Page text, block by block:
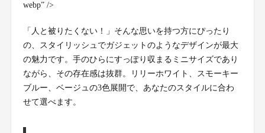
webp” />
「人と被りたくない！」そんな思いを持つ方にぴったり
の、スタイリッシュでガジェットのようなデザインが最大
の魅力です。手のひらにすっぽり収まるミニサイズであり
ながら、その存在感は抜群。リリーホワイト、スモーキー
ブルー、ベージュの3色展開で、あなたのスタイルに合わ
せて選べます。